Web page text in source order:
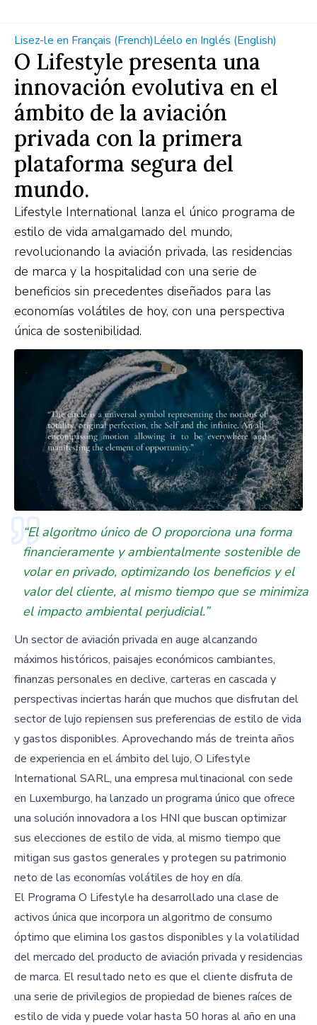
Lisez-le en Français (French)Léelo en Inglés (English)
O Lifestyle presenta una
innovación evolutiva en el
ámbito de la aviación
privada con la primera
plataforma segura del
mundo.
Lifestyle International lanza el único programa de
estilo de vida amalgamado del mundo,
revolucionando la aviación privada, las residencias
de marca y la hospitalidad con una serie de
beneficios sin precedentes diseñados para las
economías volátiles de hoy, con una perspectiva
única de sostenibilidad.
“El algoritmo único de O proporciona una forma
financieramente y ambientalmente sostenible de
volar en privado, optimizando los beneficios y el
valor del cliente, al mismo tiempo que se minimiza
el impacto ambiental perjudicial.”
Un sector de aviación privada en auge alcanzando
máximos históricos, paisajes económicos cambiantes,
finanzas personales en declive, carteras en cascada y
perspectivas inciertas harán que muchos que disfrutan del
sector de lujo repiensen sus preferencias de estilo de vida
y gastos disponibles. Aprovechando más de treinta años
de experiencia en el ámbito del lujo, O Lifestyle
International SARL, una empresa multinacional con sede
en Luxemburgo, ha lanzado un programa único que ofrece
una solución innovadora a los HNI que buscan optimizar
sus elecciones de estilo de vida, al mismo tiempo que
mitigan sus gastos generales y protegen su patrimonio
neto de las economías volátiles de hoy en día.
El Programa O Lifestyle ha desarrollado una clase de
activos única que incorpora un algoritmo de consumo
óptimo que elimina los gastos disponibles y la volatilidad
del mercado del producto de aviación privada y residencias
de marca. El resultado neto es que el cliente disfruta de
una serie de privilegios de propiedad de bienes raíces de
estilo de vida y puede volar hasta 50 horas al año en una